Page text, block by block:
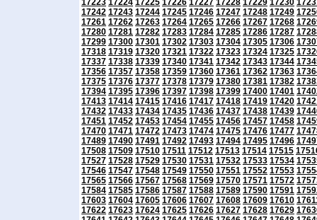
17223 17224 17225 17226 17227 17228 17229 17230
17242 17243 17244 17245 17246 17247 17248 17249
17261 17262 17263 17264 17265 17266 17267 17268
17280 17281 17282 17283 17284 17285 17286 17287
17299 17300 17301 17302 17303 17304 17305 17306
17318 17319 17320 17321 17322 17323 17324 17325
17337 17338 17339 17340 17341 17342 17343 17344
17356 17357 17358 17359 17360 17361 17362 17363
17375 17376 17377 17378 17379 17380 17381 17382
17394 17395 17396 17397 17398 17399 17400 17401
17413 17414 17415 17416 17417 17418 17419 17420
17432 17433 17434 17435 17436 17437 17438 17439
17451 17452 17453 17454 17455 17456 17457 17458
17470 17471 17472 17473 17474 17475 17476 17477
17489 17490 17491 17492 17493 17494 17495 17496
17508 17509 17510 17511 17512 17513 17514 17515
17527 17528 17529 17530 17531 17532 17533 17534
17546 17547 17548 17549 17550 17551 17552 17553
17565 17566 17567 17568 17569 17570 17571 17572
17584 17585 17586 17587 17588 17589 17590 17591
17603 17604 17605 17606 17607 17608 17609 17610
17622 17623 17624 17625 17626 17627 17628 17629